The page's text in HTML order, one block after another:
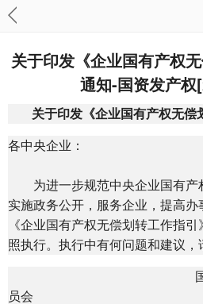
关于印发《企业国有产权
通知-国资发产
关于印发《企业国有产权无偿
各中央企业：
为进一步规范中央企业国有产
实施政务公开，服务企业，提高办
《企业国有产权无偿划转工作指
照执行。执行中有何问题和建议，
国务院国有资
员会